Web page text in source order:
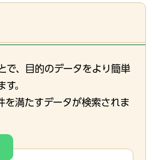
で、目的のデータをより簡単
。
を満たすデータが検索されま